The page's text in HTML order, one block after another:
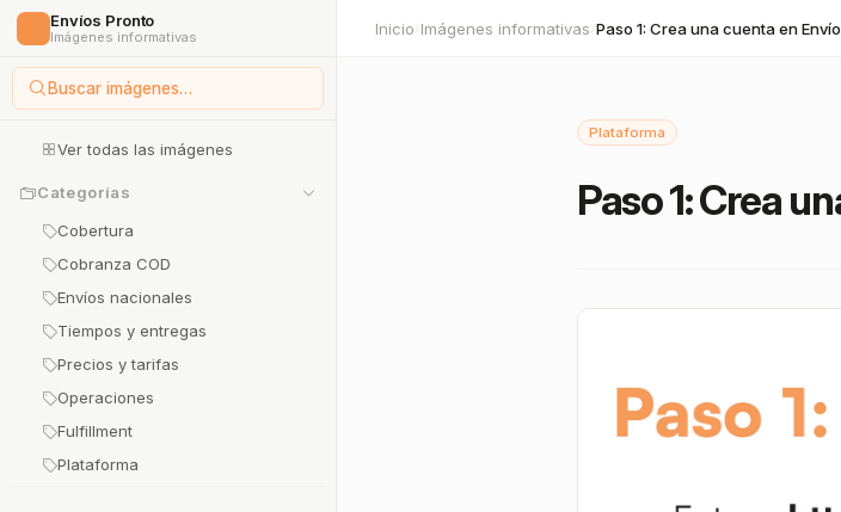
Envíos Pronto
Imágenes informativas
Buscar imágenes…
Ver todas las imágenes
Categorías
Cobertura
Cobranza COD
Envíos nacionales
Tiempos y entregas
Precios y tarifas
Operaciones
Fulfillment
Plataforma
Inicio› Imágenes informativas› Paso 1: Crea una cuenta en
Plataforma
Paso 1: Crea